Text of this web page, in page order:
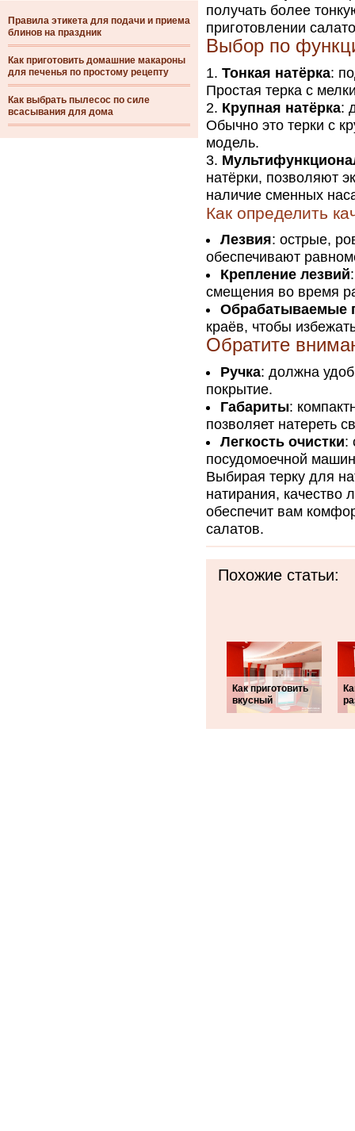
Правила этикета для подачи и приема
блинов на праздник
Как приготовить домашние макароны
для печенья по простому рецепту
Как выбрать пылесос по силе
всасывания для дома
получать более
приготовлении
Выбор по
Тонкая натёрка:
Простая терка с
Крупная натёрка:
Обычно это терки с
модель.
натёрки, позволяют
наличие сменных
Как определить
Лезвия: острые,
обеспечивают
Крепление лезвий
смещения во время
Обрабатываемые
краёв, чтобы
Обратите
Ручка: должна
покрытие.
Габариты:
позволяет натереть
Легкость очистки:
посудомоечной
Выбирая терку для
натирания, качество
обеспечит вам
салатов.
Похожие статьи:
Как приготовить
вкусный